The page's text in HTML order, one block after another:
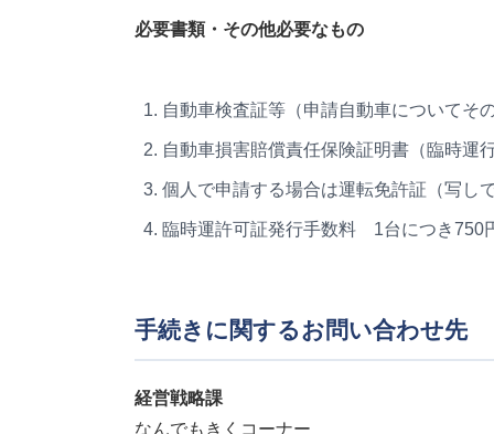
必要書類・その他必要なもの
自動車検査証等（申請自動車についてそ
自動車損害賠償責任保険証明書（臨時運
個人で申請する場合は運転免許証（写しで
臨時運許可証発行手数料 1台につき750
手続きに関するお問い合わせ先
経営戦略課
なんでもきくコーナー